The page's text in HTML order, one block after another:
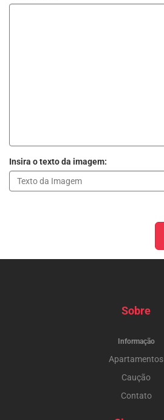
Insira o texto da imagem:
Sobre
Informação
Apartamentos
Caução
Contato